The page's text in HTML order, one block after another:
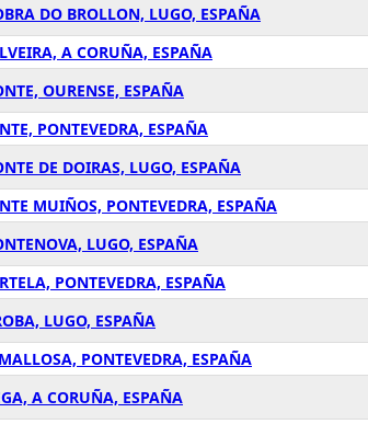
DO BROLLON, LUGO, ESPAÑA
A CORUÑA, ESPAÑA
OURENSE, ESPAÑA
PONTEVEDRA, ESPAÑA
DE DOIRAS, LUGO, ESPAÑA
MUIÑOS, PONTEVEDRA, ESPAÑA
LUGO, ESPAÑA
PONTEVEDRA, ESPAÑA
LUGO, ESPAÑA
PONTEVEDRA, ESPAÑA
A CORUÑA, ESPAÑA